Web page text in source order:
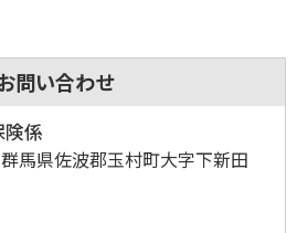
問い合わせ
係
馬県佐波郡玉村町大字下新田